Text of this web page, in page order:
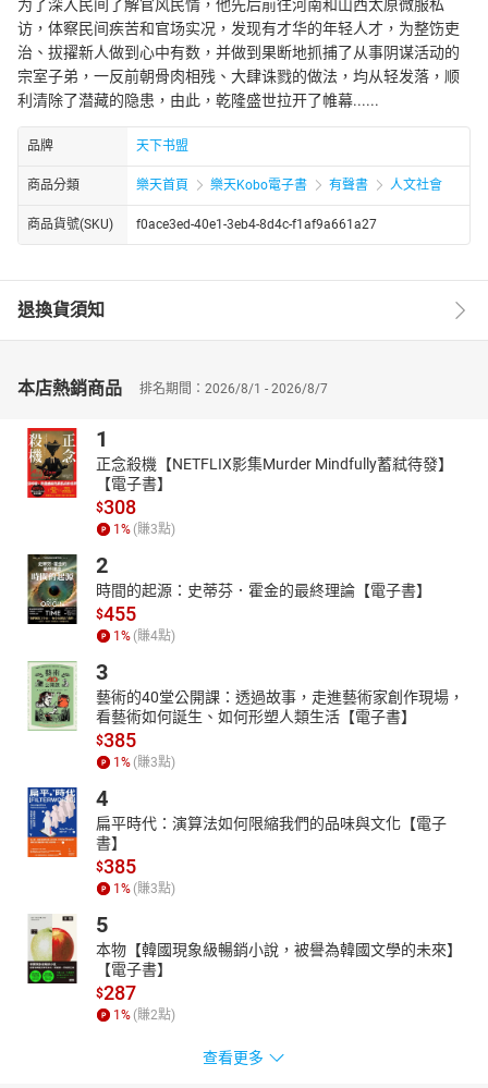
为了深入民间了解官风民情，他先后前往河南和山西太原微服私
访，体察民间疾苦和官场实况，发现有才华的年轻人才，为整饬吏
治、拔擢新人做到心中有数，并做到果断地抓捕了从事阴谋活动的
宗室子弟，一反前朝骨肉相残、大肆诛戮的做法，均从轻发落，顺
利清除了潜藏的隐患，由此，乾隆盛世拉开了帷幕......
品牌 天下书盟
商品分類 樂天首頁 樂天Kobo電子書 有聲書 人文社會
商品貨號(SKU) f0ace3ed-40e1-3eb4-8d4c-f1af9a661a27
退換貨須知
本店熱銷商品 排名期間：2026/8/1 - 2026/8/7
1
正念殺機【NETFLIX影集Murder Mindfully蓄弒待發】
【電子書】
$308
1% (賺3點)
2
時間的起源：史蒂芬．霍金的最終理論【電子書】
$455
1% (賺4點)
3
藝術的40堂公開課：透過故事，走進藝術家創作現場，
看藝術如何誕生、如何形塑人類生活【電子書】
$385
1% (賺3點)
4
扁平時代：演算法如何限縮我們的品味與文化【電子
書】
$385
1% (賺3點)
5
本物【韓國現象級暢銷小說，被譽為韓國文學的未來】
【電子書】
$287
1% (賺2點)
查看更多